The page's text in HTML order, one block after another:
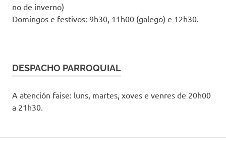
no de inverno)
Domingos e festivos: 9h30, 11h00 (galego) e 12h30.
DESPACHO PARROQUIAL
A atención faise: luns, martes, xoves e venres de 20h00
a 21h30.